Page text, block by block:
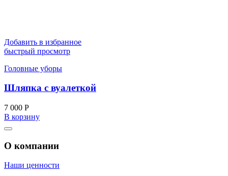
Добавить в избранное
быстрый просмотр
Головные уборы
Шляпка с вуалеткой
7 000 Р
В корзину
О компании
Наши ценности